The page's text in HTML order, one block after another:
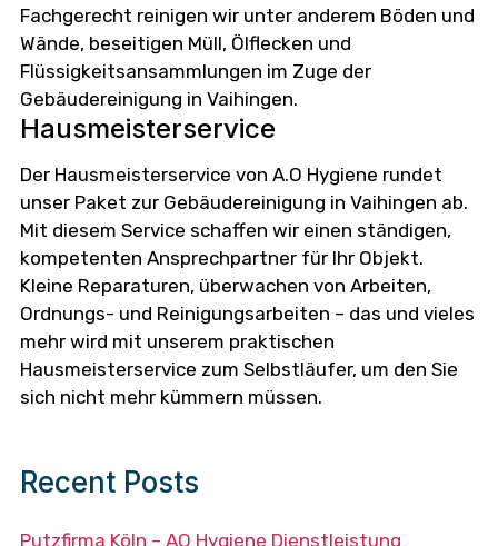
Fachgerecht reinigen wir unter anderem Böden und
Wände, beseitigen Müll, Ölflecken und
Flüssigkeitsansammlungen im Zuge der
Gebäudereinigung in Vaihingen.
Hausmeisterservice
Der Hausmeisterservice von A.O Hygiene rundet
unser Paket zur Gebäudereinigung in Vaihingen ab.
Mit diesem Service schaffen wir einen ständigen,
kompetenten Ansprechpartner für Ihr Objekt.
Kleine Reparaturen, überwachen von Arbeiten,
Ordnungs- und Reinigungsarbeiten – das und vieles
mehr wird mit unserem praktischen
Hausmeisterservice zum Selbstläufer, um den Sie
sich nicht mehr kümmern müssen.
Recent Posts
Putzfirma Köln – AO Hygiene Dienstleistung